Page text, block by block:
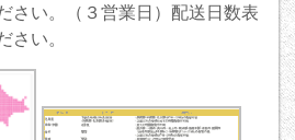
さい。（３営業日）配送日数表
さい。